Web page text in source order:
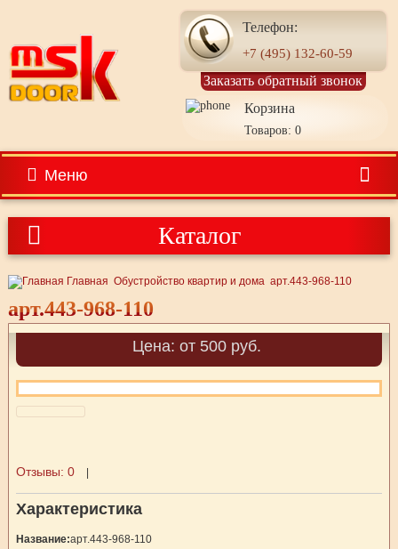
Телефон:
+7 (495) 132-60-59
Заказать обратный звонок
Корзина
Товаров: 0
Меню
Каталог
Главная Обустройство квартир и дома арт.443-968-110
арт.443-968-110
Цена: от 500 руб.
Отзывы: 0
Характеристика
Название:арт.443-968-110